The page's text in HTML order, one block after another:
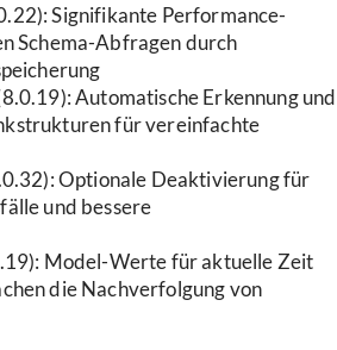
Signifikante Performance-
Schema-Abfragen durch
Automatische Erkennung und
für vereinfachte
Optionale Deaktivierung für
und bessere
Model-Werte für aktuelle Zeit
die Nachverfolgung von